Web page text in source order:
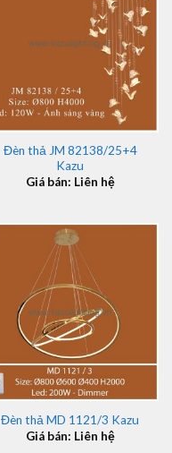
Đèn thả JM 82138/25+4
Kazu
Giá bán: Liên hệ
Đèn thả MD 1121/3 Kazu
Giá bán: Liên hệ